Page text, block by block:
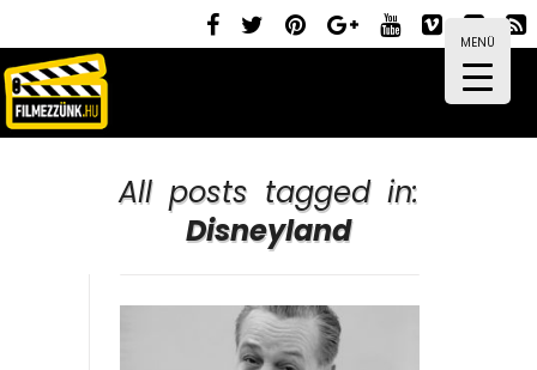
MENÜ
All posts tagged in:
Disneyland